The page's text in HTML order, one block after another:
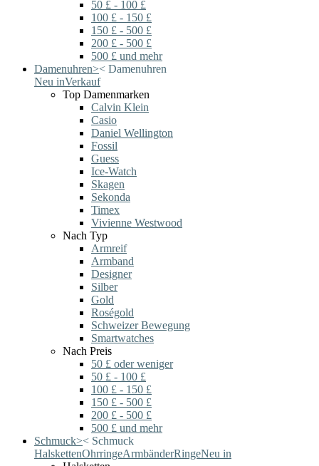
50 £ - 100 £
100 £ - 150 £
150 £ - 500 £
200 £ - 500 £
500 £ und mehr
Damenuhren>< Damenuhren
Neu inVerkauf
Top Damenmarken
Calvin Klein
Casio
Daniel Wellington
Fossil
Guess
Ice-Watch
Skagen
Sekonda
Timex
Vivienne Westwood
Nach Typ
Armreif
Armband
Designer
Silber
Gold
Roségold
Schweizer Bewegung
Smartwatches
Nach Preis
50 £ oder weniger
50 £ - 100 £
100 £ - 150 £
150 £ - 500 £
200 £ - 500 £
500 £ und mehr
Schmuck>< Schmuck
HalskettenOhrringeArmbänderRingeNeu in